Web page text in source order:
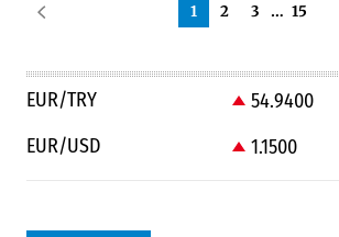
1 2 3 … 15
EUR/TRY 54.9400
EUR/USD
1.1500